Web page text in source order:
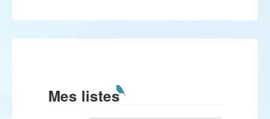
Mes listes